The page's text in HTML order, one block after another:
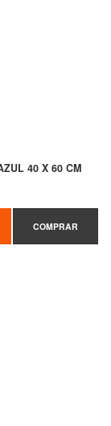
40 X 60 CM
COMPRAR